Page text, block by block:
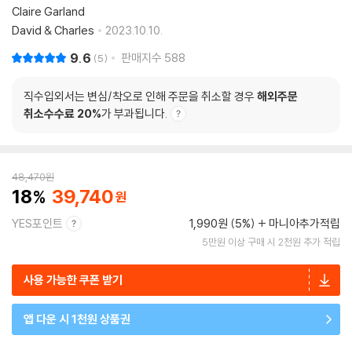
Claire Garland
David & Charles
2023.10.10.
9.6 5 판매지수 588
직수입외서는 변심/착오로 인해 주문을 취소할 경우 해외주문
취소수수료 20%가 부과됩니다.
48,470원
18 39,740
YES포인트 1,990원 (5%) 마니아추가적립
5만원 이상 구매 시 2천원 추가 적립
사용 가능한 쿠폰 받기
앱 다운 시 1천원 상품권